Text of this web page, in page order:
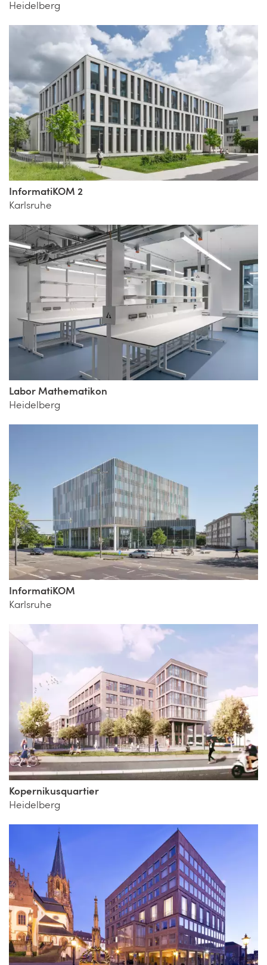
Heidelberg
InformatiKOM 2
Karlsruhe
Labor Mathematikon
Heidelberg
InformatiKOM
Karlsruhe
Kopernikusquartier
Heidelberg